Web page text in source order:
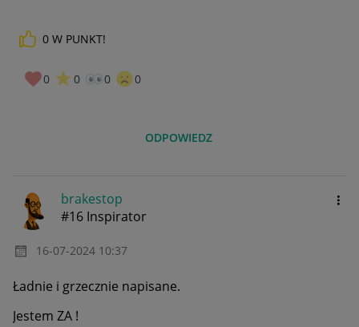
0 W PUNKT!
0 0 0 0
ODPOWIEDZ
brakestop
#16 Inspirator
‎16-07-2024 10:37
Ładnie i grzecznie napisane.
Jestem ZA !